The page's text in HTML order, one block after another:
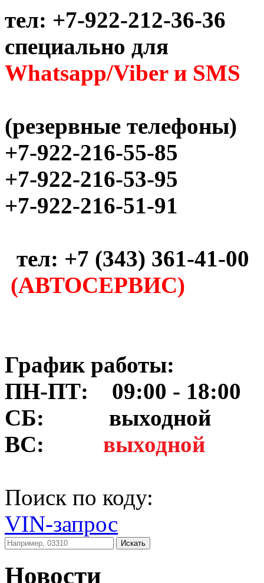
тел: +7-922-212-36-36
специально для
Whatsapp/Viber и SMS
(резервные телефоны)
+7-922-216-55-85
+7-922-216-53-95
+7-922-216-51-91
тел: +7 (343) 361-41-00
(АВТОСЕРВИС)
График работы:
ПН-ПТ: 09:00 - 18:00
СБ:
выходной
ВС: выходной
Поиск по коду:
VIN-запрос
Искать
Новости